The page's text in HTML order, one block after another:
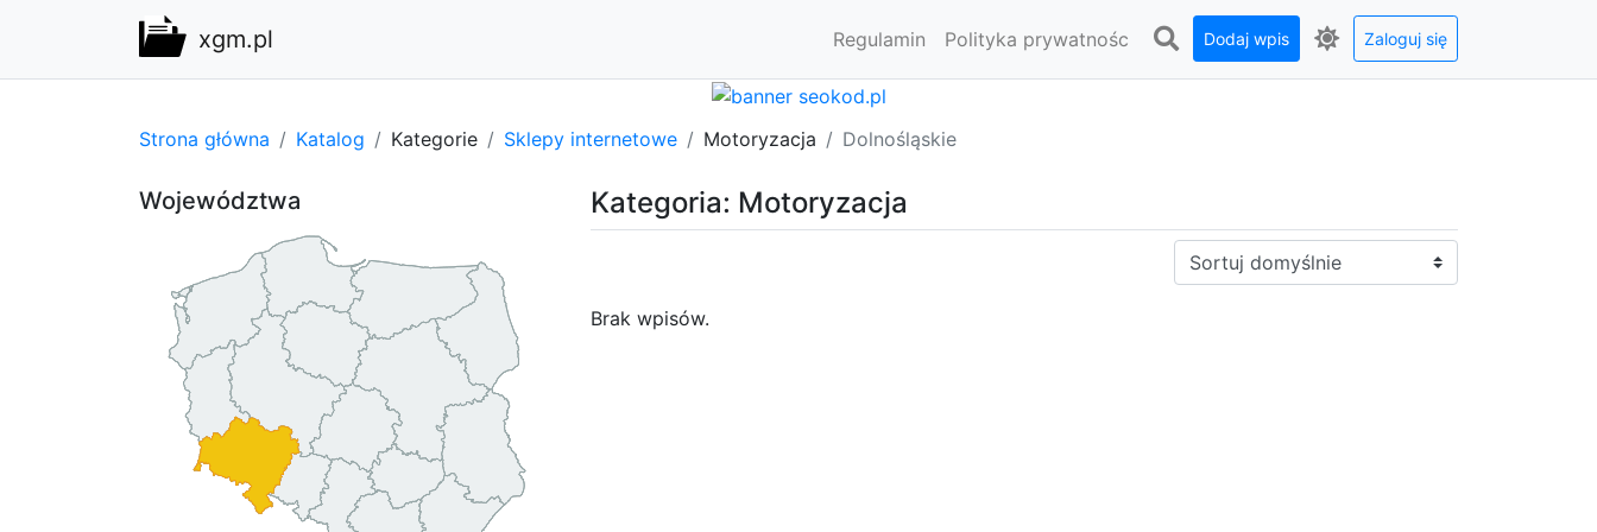
xgm.pl Regulamin Polityka prywatnośc Dodaj wpis Zaloguj się
Strona główna Katalog Kategorie Sklepy internetowe Motoryzacja Dolnośląskie
Kategoria: Motoryzacja
Sortuj:
Brak wpisów.
Województwa